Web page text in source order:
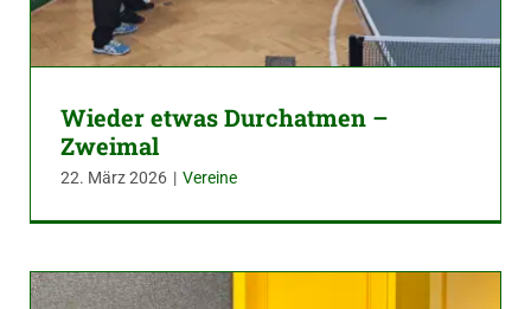
Wieder etwas Durchatmen –
Zweimal
22. März 2026 | Vereine